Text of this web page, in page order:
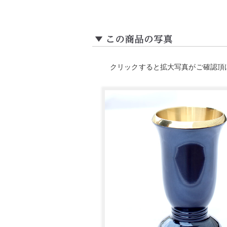
クリックすると拡大写真がご確認頂